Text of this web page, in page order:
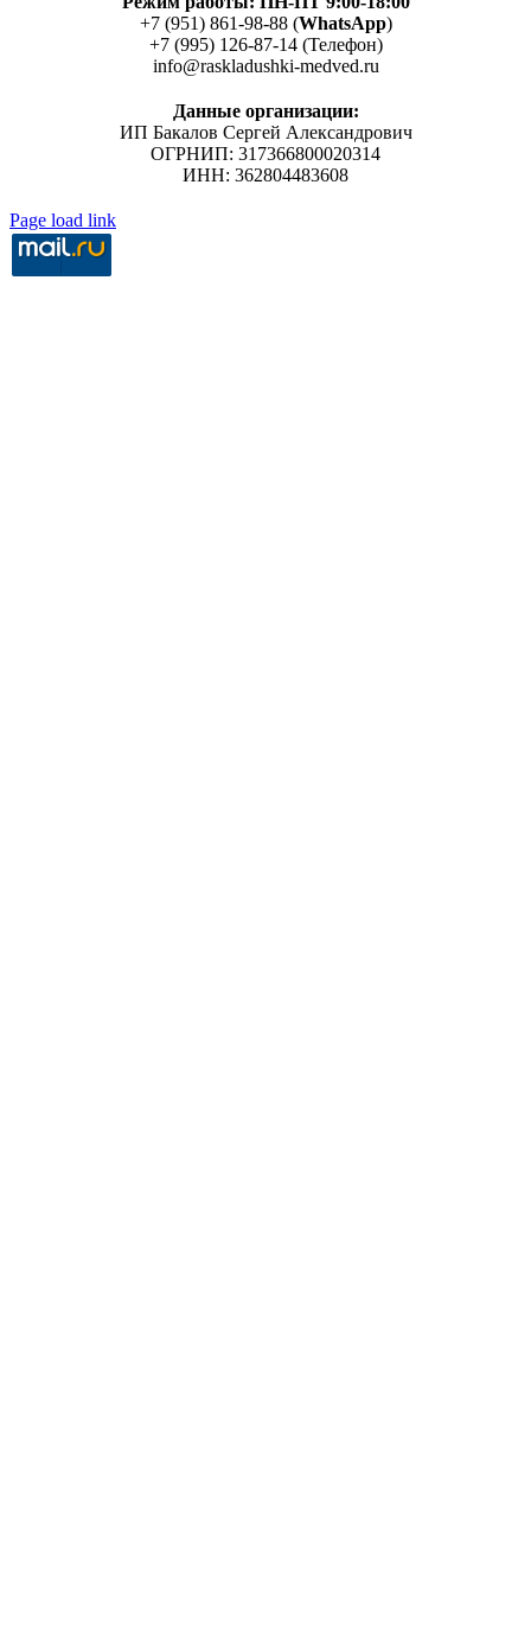
+7 (951) 861-98-88 (WhatsApp)
+7 (995) 126-87-14 (Телефон)
info@raskladushki-medved.ru
Данные организации:
ИП Бакалов Сергей Александрович
ОГРНИП: 317366800020314
ИНН: 362804483608
Page load link